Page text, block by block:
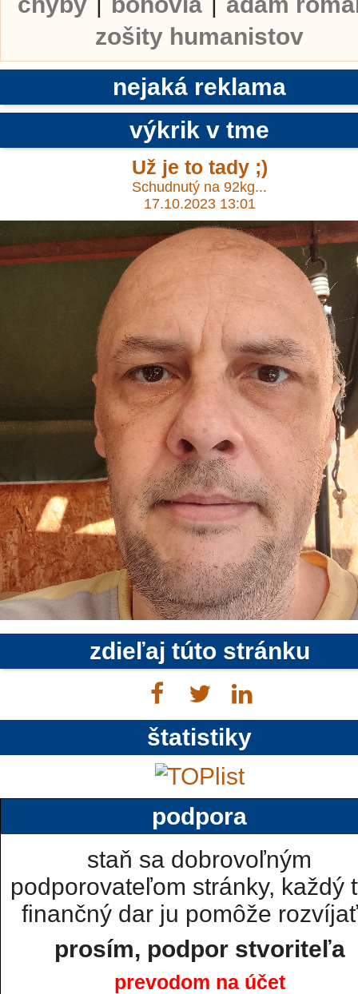
zošity humanistov
nejaká reklama
výkrik v tme
Už je to tady ;)
Schudnutý na 92kg...
17.10.2023 13:01
zdieľaj túto stránku
štatistiky
podpora
staň sa dobrovoľným
podporovateľom stránky, každý
finančný dar ju pomôže
prosím, podpor stvoriteľa
prevodom na účet